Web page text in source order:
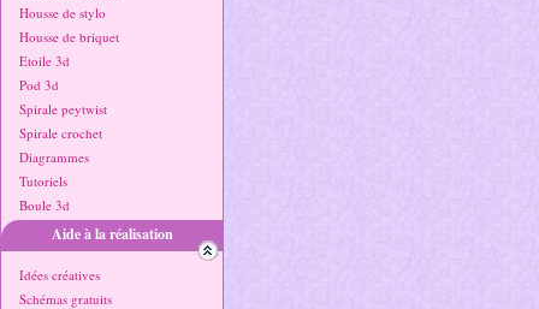
Housse de stylo
Housse de briquet
Etoile 3d
Pod 3d
Spirale peytwist
Spirale crochet
Diagrammes
Tutoriels
Boule 3d
Aide à la réalisation
Idées créatives
Schémas gratuits